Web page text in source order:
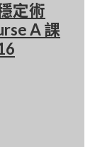
定術
A 課